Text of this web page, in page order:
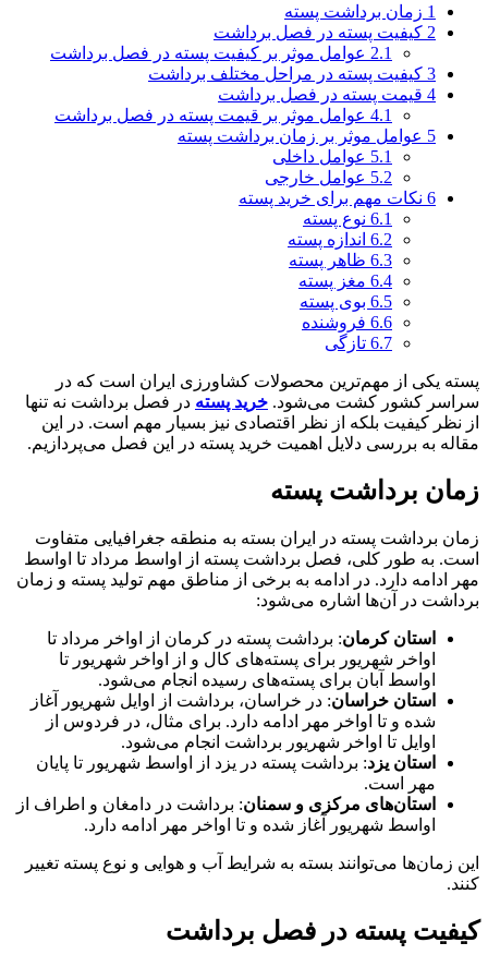
1 زمان برداشت پسته
2 کیفیت پسته در فصل برداشت
2.1 عوامل موثر بر کیفیت پسته در فصل برداشت
3 کیفیت پسته در مراحل مختلف برداشت
4 قیمت پسته در فصل برداشت
4.1 عوامل موثر بر قیمت پسته در فصل برداشت
5 عوامل موثر بر زمان برداشت پسته
5.1 عوامل داخلی
5.2 عوامل خارجی
6 نکات مهم برای خرید پسته
6.1 نوع پسته
6.2 اندازه پسته
6.3 ظاهر پسته
6.4 مغز پسته
6.5 بوی پسته
6.6 فروشنده
6.7 تازگی
پسته یکی از مهم‌ترین محصولات کشاورزی ایران است که در
سراسر کشور کشت می‌شود. خرید پسته در فصل برداشت نه تنها
از نظر کیفیت بلکه از نظر اقتصادی نیز بسیار مهم است. در این
مقاله به بررسی دلایل اهمیت خرید پسته در این فصل می‌پردازیم.
زمان برداشت پسته
زمان برداشت پسته در ایران بسته به منطقه جغرافیایی متفاوت
است. به طور کلی، فصل برداشت پسته از اواسط مرداد تا اواسط
مهر ادامه دارد. در ادامه به برخی از مناطق مهم تولید پسته و زمان
برداشت در آن‌ها اشاره می‌شود:
استان کرمان: برداشت پسته در کرمان از اواخر مرداد تا
اواخر شهریور برای پسته‌های کال و از اواخر شهریور تا
اواسط آبان برای پسته‌های رسیده انجام می‌شود.
استان خراسان: در خراسان، برداشت از اوایل شهریور آغاز
شده و تا اواخر مهر ادامه دارد. برای مثال، در فردوس از
اوایل تا اواخر شهریور برداشت انجام می‌شود.
استان یزد: برداشت پسته در یزد از اواسط شهریور تا پایان
مهر است.
استان‌های مرکزی و سمنان: برداشت در دامغان و اطراف از
اواسط شهریور آغاز شده و تا اواخر مهر ادامه دارد.
این زمان‌ها می‌توانند بسته به شرایط آب و هوایی و نوع پسته تغییر
کنند.
کیفیت پسته در فصل برداشت